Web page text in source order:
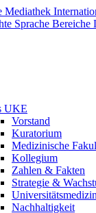
Mediathek
Sprache Bereiche
UKE
Vorstand
Kuratorium
Medizinische
Kollegium
Zahlen & Fakten
Strategie &
Universitätsmedizin
Nachhaltigkeit